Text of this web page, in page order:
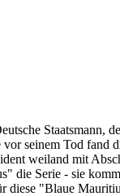
Staatsmann,
seinem Tod fand
weiland mit
die Serie - sie
diese "Blaue